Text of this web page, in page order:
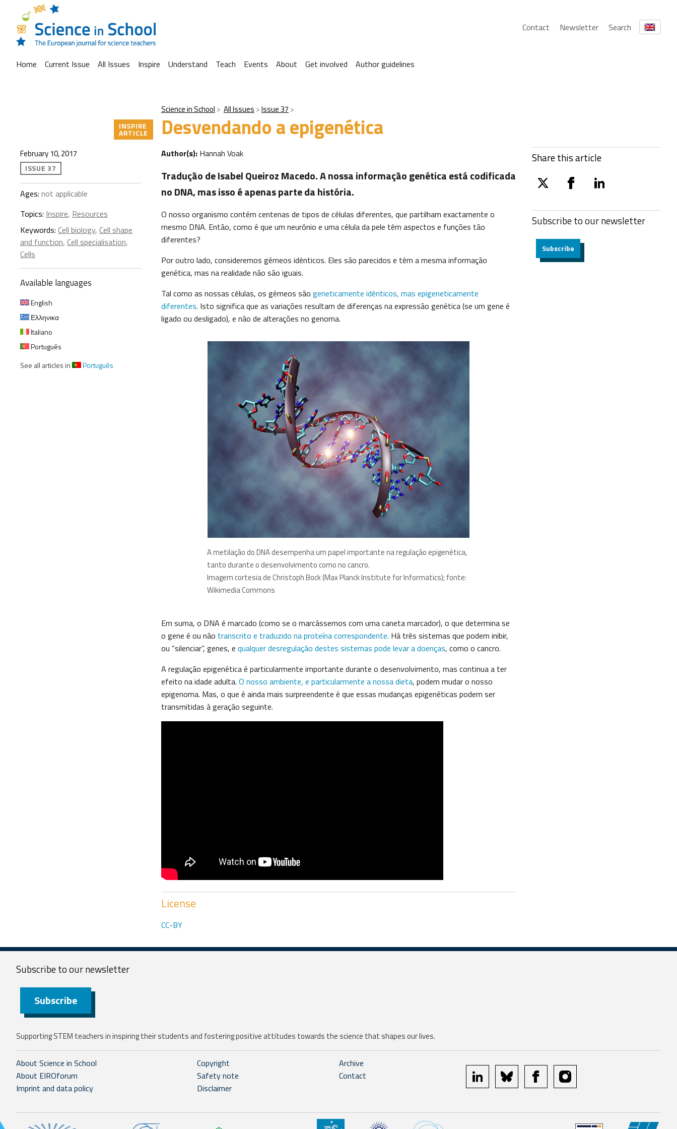
Contact Newsletter Search
Home Current Issue All Issues Inspire Understand Teach Events About Get involved Author guidelines
Science in School All Issues Issue 37
Desvendando a epigenética
INSPIRE
ARTICLE
February 10, 2017
ISSUE 37
Ages: not applicable
Topics: Inspire, Resources
Keywords: Cell biology, Cell shape
and function, Cell specialisation,
Cells
Available languages
English
Ελληνικα
Italiano
Português
See all articles in
Português
Author(s): Hannah Voak
Tradução de Isabel Queiroz Macedo. A nossa informação genética está codificada
no DNA, mas isso é apenas parte da história.
O nosso organismo contém centenas de tipos de células diferentes, que partilham exactamente o
mesmo DNA. Então, como é que um neurónio e uma célula da pele têm aspectos e funções tão
diferentes?
Por outro lado, consideremos gémeos idênticos. Eles são parecidos e têm a mesma informação
genética, mas na realidade não são iguais.
Tal como as nossas células, os gémeos são geneticamente idênticos, mas epigeneticamente
diferentes. Isto significa que as variações resultam de diferenças na expressão genética (se um gene é
ligado ou desligado), e não de alterações no genoma.
A metilação do DNA desempenha um papel importante na regulação epigenética,
tanto durante o desenvolvimento como no cancro.
Imagem cortesia de Christoph Bock (Max Planck Institute for Informatics); fonte:
Wikimedia Commons
Em suma, o DNA é marcado (como se o marcássemos com uma caneta marcador), o que determina se
o gene é ou não transcrito e traduzido na proteína correspondente. Há três sistemas que podem inibir,
ou “silenciar”, genes, e qualquer desregulação destes sistemas pode levar a doenças, como o cancro.
A regulação epigenética é particularmente importante durante o desenvolvimento, mas continua a ter
efeito na idade adulta. O nosso ambiente, e particularmente a nossa dieta, podem mudar o nosso
epigenoma. Mas, o que é ainda mais surpreendente é que essas mudanças epigenéticas podem ser
transmitidas à geração seguinte.
License
CC-BY
Share this article
twitter facebooklinkedin
Subscribe to ournewsletter
Subscribe
Subscribe to ournewsletter
Subscribe
Supporting STEM teachers in inspiring their students and fostering positive attitudes towards the science that shapes our lives.
About Science in School
About EIROforum
Imprint and data policy
Copyright
Safety note
Disclaimer
Archive
Contact
linkedin bluesky facebookinstagram